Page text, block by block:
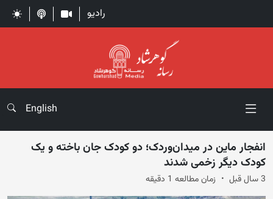
رادیو
English
انفجار ماین در میدان‌وردک؛ دو کودک جان باخته و یک
کودک دیگر زخمی شدند
3 سال قبل زمان مطالعه 1 دقیقه